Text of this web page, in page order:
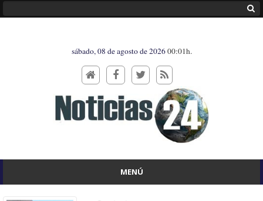
sábado, 08 de agosto de 202600:01h.
MENÚ